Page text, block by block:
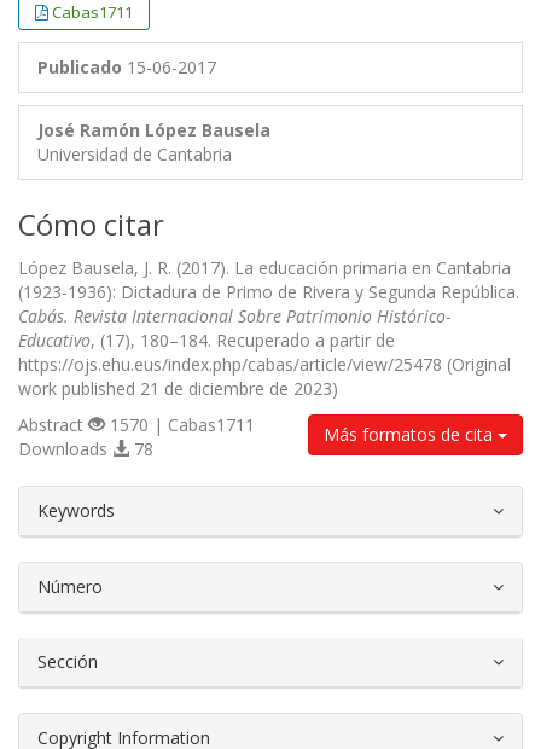
Cabas1711
Publicado 15-06-2017
José Ramón López Bausela
Universidad de Cantabria
Cómo citar
López Bausela, J. R. (2017). La educación primaria en Cantabria
(1923-1936): Dictadura de Primo de Rivera y Segunda República.
Cabás. Revista Internacional Sobre Patrimonio Histórico-
Educativo, (17), 180–184. Recuperado a partir de
https://ojs.ehu.eus/index.php/cabas/article/view/25478 (Original
work published 21 de diciembre de 2023)
Más formatos de cita
Abstract
1570 | Cabas1711
Downloads
78
Keywords
Número
Sección
Copyright Information